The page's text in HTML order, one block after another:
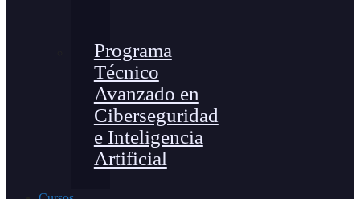
Programa
Técnico
Avanzado en
Ciberseguridad
e Inteligencia
Artificial